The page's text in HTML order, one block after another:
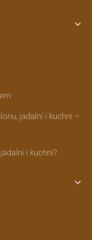
jadalni i kuchni –
i kuchni?